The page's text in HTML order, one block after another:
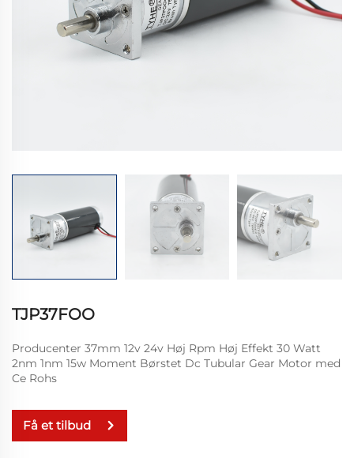
TJP37FOO
Producenter 37mm 12v 24v Høj Rpm Høj Effekt 30 Watt
2nm 1nm 15w Moment Børstet Dc Tubular Gear Motor med
Ce Rohs
Få et tilbud